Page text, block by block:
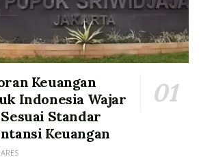
seperti usaha kuliner, hotel,
gas bumi, masyarakat tidak
dalam menurunkan emisi
udara kota. Inilah wujud nyata
energi dan lingkungan untuk
lebih hijau dan berkelanjutan,”
Keuangan
Indonesia Wajar
Standar
Keuangan